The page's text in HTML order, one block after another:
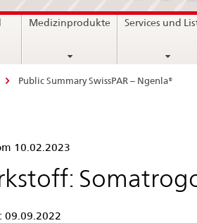
Kontakt
Medizinprodukte Services und
Public Summary SwissPAR – Ngenla®
10.02.2023
09.09.2022